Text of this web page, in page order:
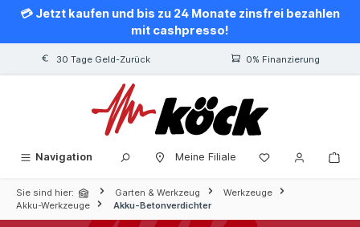
springen
💳 Jetzt kaufen und bis zu 24 Monate zinsfrei bezahlen
mit cashpresso!
30 Tage Geld-Zurück 0% Finanzierung
Navigation Meine Filiale
Sie sind hier: Garten & Werkzeug
Werkzeuge
Akku-Werkzeuge
Akku-Betonverdichter